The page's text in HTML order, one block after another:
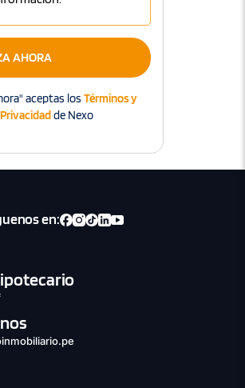
AHORA
aceptas los Términos y
de Nexo
en: